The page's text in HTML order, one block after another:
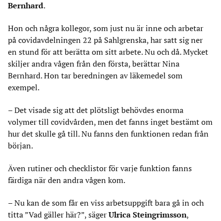
Bernhard.
Hon och några kollegor, som just nu är inne och arbetar
på covidavdelningen 22 på Sahlgrenska, har satt sig ner
en stund för att berätta om sitt arbete. Nu och då. Mycket
skiljer andra vågen från den första, berättar Nina
Bernhard. Hon tar beredningen av läkemedel som
exempel.
– Det visade sig att det plötsligt behövdes enorma
volymer till covidvården, men det fanns inget bestämt om
hur det skulle gå till. Nu fanns den funktionen redan från
början.
Även rutiner och checklistor för varje funktion fanns
färdiga när den andra vågen kom.
– Nu kan de som får en viss arbetsuppgift bara gå in och
titta ”Vad gäller här?”, säger Ulrica Steingrimsson,